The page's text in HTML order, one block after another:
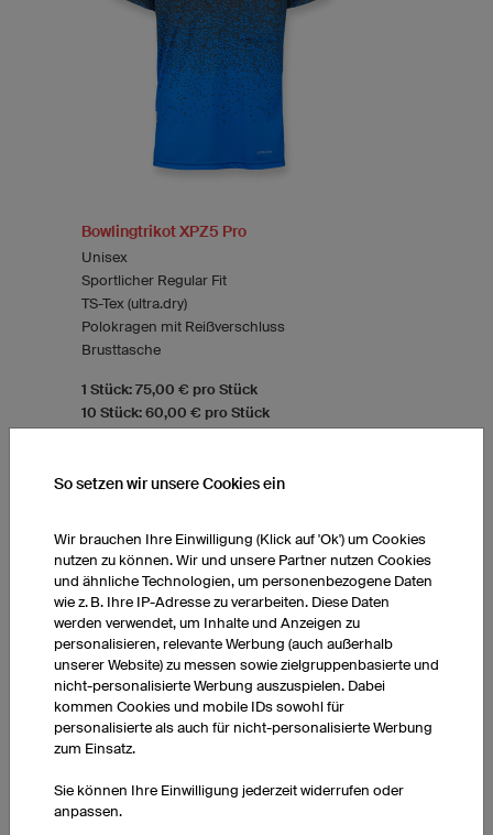
Bowlingtrikot XPZ5 Pro
Unisex
Sportlicher Regular Fit
TS-Tex (ultra.dry)
Polokragen mit Reißverschluss
Brusttasche
1 Stück: 75,00 € pro Stück
10 Stück: 60,00 € pro Stück
So setzen wir unsere Cookies ein
Wir brauchen Ihre Einwilligung (Klick auf 'Ok') um Cookies
nutzen zu können. Wir und unsere Partner nutzen Cookies
und ähnliche Technologien, um personenbezogene Daten
wie z. B. Ihre IP-Adresse zu verarbeiten. Diese Daten
werden verwendet, um Inhalte und Anzeigen zu
personalisieren, relevante Werbung (auch außerhalb
unserer Website) zu messen sowie zielgruppenbasierte und
nicht-personalisierte Werbung auszuspielen. Dabei
kommen Cookies und mobile IDs sowohl für
personalisierte als auch für nicht-personalisierte Werbung
zum Einsatz.
Sie können Ihre Einwilligung jederzeit widerrufen oder
anpassen.